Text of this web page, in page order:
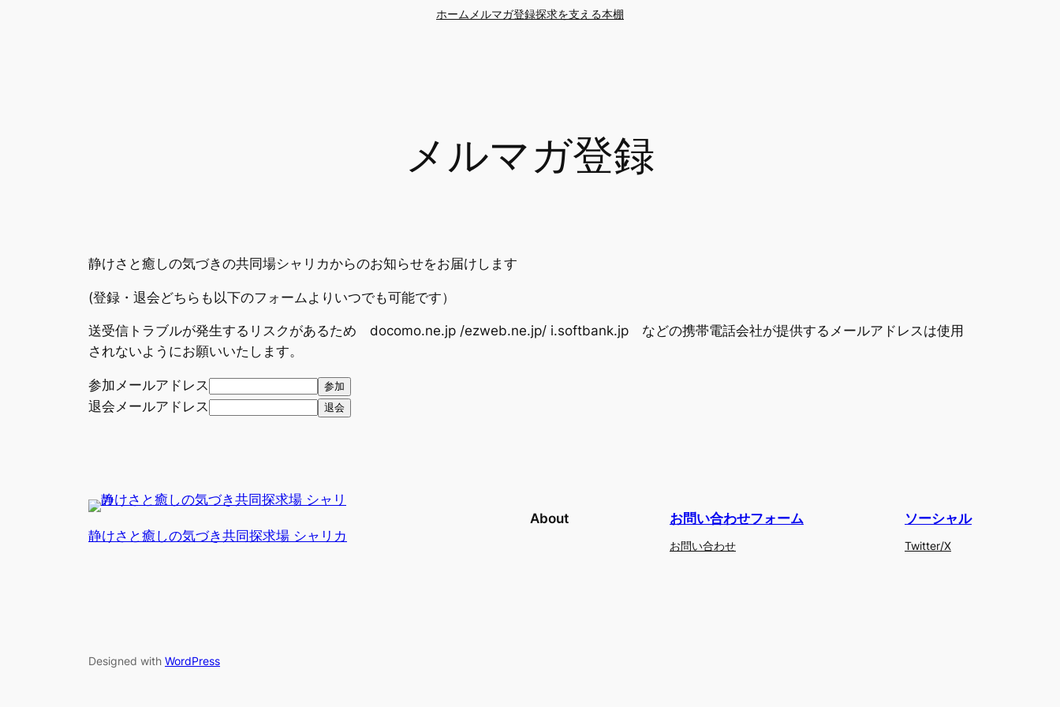
ホームメルマガ登録探求を支える本棚
メルマガ登録
静けさと癒しの気づきの共同場シャリカからのお知らせをお届けします
(登録・退会どちらも以下のフォームよりいつでも可能です）
送受信トラブルが発生するリスクがあるため docomo.ne.jp /ezweb.ne.jp/ i.softbank.jp などの携帯電話会社が提供するメールアドレスは使用
されないようにお願いいたします。
参加メールアドレス
退会メールアドレス
静けさと癒しの気づき共同探求場 シャリカ
About お問い合わせフォーム
お問い合わせ
ソーシャル
Twitter/X
Designed with WordPress